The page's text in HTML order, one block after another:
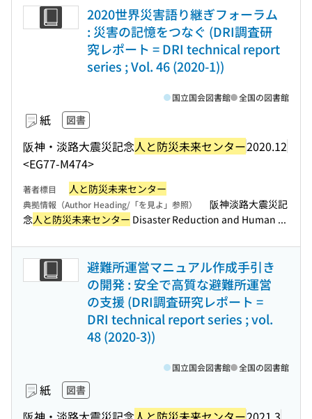
2020世界災害語り継ぎフォーラム
: 災害の記憶をつなぐ (DRI調査研
究レポート = DRI technical report
series ; Vol. 46 (2020-1))
紙 図書
阪神・淡路大震災記念人と防災未来センター2020.12
<EG77-M474>
国立国会図書館 全国の図書館
著者標目 人と防災未来センター
典拠情報（Author Heading/「を見よ」参照）
阪神淡路大震災記
念人と防災未来センター Disaster Reduction and Human ...
避難所運営マニュアル作成手引き
の開発 : 安全で高質な避難所運営
の支援 (DRI調査研究レポート =
DRI technical report series ; vol.
48 (2020-3))
紙 図書
国立国会図書館 全国の図書館